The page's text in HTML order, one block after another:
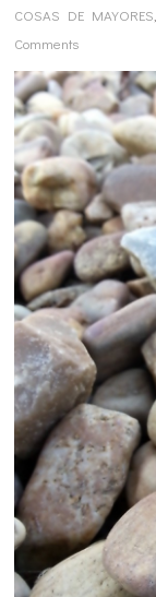
COSAS DE MAYORES
Comments